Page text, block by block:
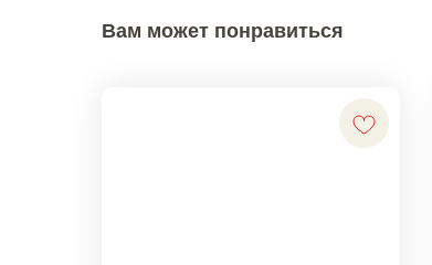
Вам может понравиться